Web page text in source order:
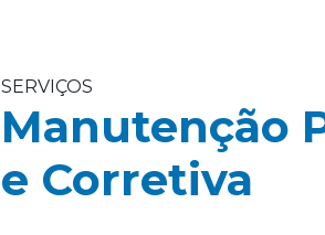
SERVIÇOS
Manutenção
e Corretiva